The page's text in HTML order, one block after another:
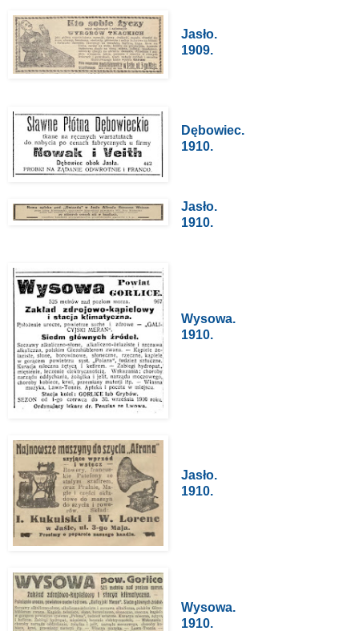
Jasło.
1909.
Dębowiec.
1910.
Jasło.
1910.
Wysowa.
1910.
Jasło.
1910.
Wysowa.
1910.